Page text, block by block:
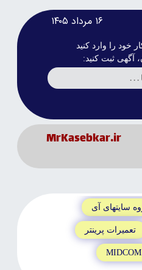
۱۶ مرداد ۱۴۰۵
خود را وارد کنید
آگهی ثبت کنید:
MrKasebkar.ir
سايتهاى آى
تعميرات پرينتر